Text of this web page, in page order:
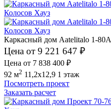
Каркасный дом Aatelitalo 1-80A
Цена от 9 221 647 ₽
Цена от 7 838 400 ₽
92 м2 11,2x12,9 1 этаж
Посмотреть проект
Заказать расчет